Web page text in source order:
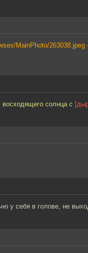
MainPhoto/263038.jpeg
солнца с
у себя в голове, не